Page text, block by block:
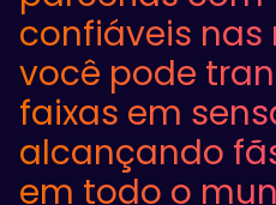
confiáveis nas
você pode
faixas em
alcançando
em todo o